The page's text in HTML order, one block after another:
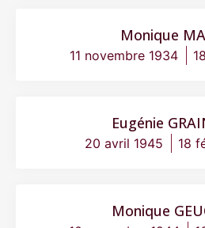
Monique
11 novembre 1934
Eugénie
20 avril 1945 18
Monique